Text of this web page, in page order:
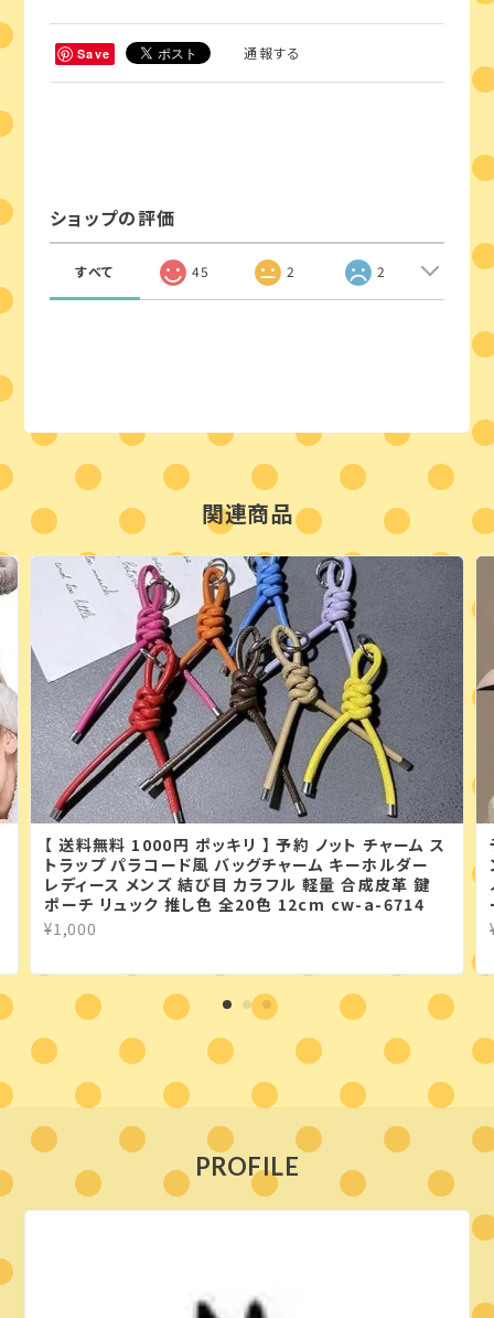
Save 通報する
ショップの評価
すべて 45 2 2
関連商品
【 送料無料 1000円 ポッキリ 】 予約 ノット チャーム ス
トラップ パラコード風 バッグチャーム キーホルダー
レディース メンズ 結び目 カラフル 軽量 合成皮革 鍵
ポーチ リュック 推し色 全20色 12cm cw-a-6714
¥1,000
PROFILE